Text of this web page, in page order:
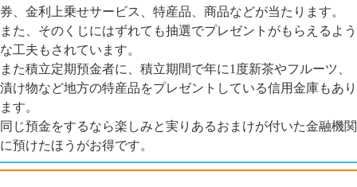
券、金利上乗せサービス、特産品、商品などが当たります。
また、そのくじにはずれても抽選でプレゼントがもらえるよう
な工夫もされています。
また積立定期預金者に、積立期間で年に1度新茶やフルーツ、
漬け物など地方の特産品をプレゼントしている信用金庫もあり
ます。
同じ預金をするなら楽しみと実りあるおまけが付いた金融機関
に預けたほうがお得です。